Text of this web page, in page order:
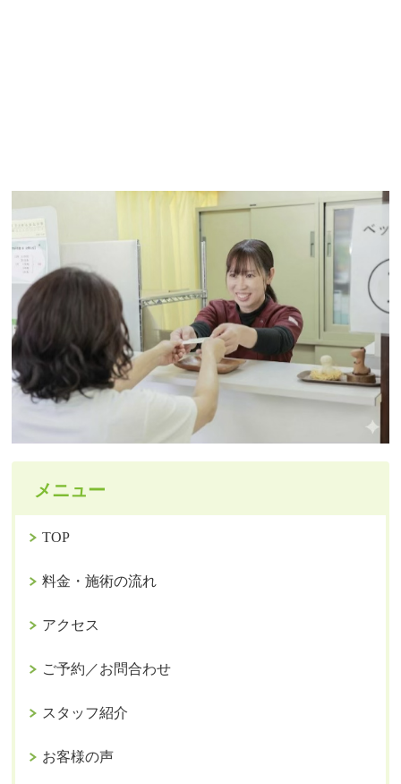
メニュー
TOP
料金・施術の流れ
アクセス
ご予約／お問合わせ
スタッフ紹介
お客様の声